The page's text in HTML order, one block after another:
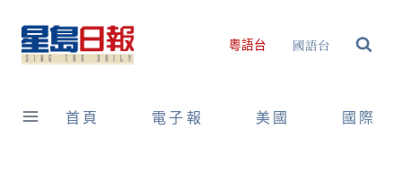
content
粵語台 國語台
首頁 電子報 美國 國際